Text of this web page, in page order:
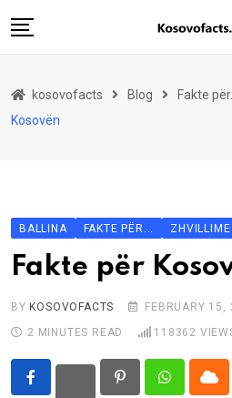
to
Për Kosovën
Për institucionet
kosovofacts Blog Fakte për...
Kosovën
BALLINA FAKTE PËR... ZHVILLIME
Fakte për
BY KOSOVOFACTS FEBRUARY 15,
2 MINUTES READ
118362
PinterestWhatsapp